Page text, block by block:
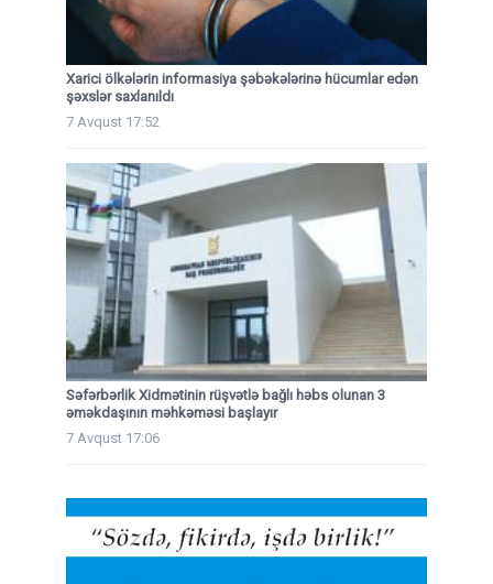
Xarici ölkələrin informasiya şəbəkələrinə hücumlar edən
şəxslər saxlanıldı
7 Avqust 17:52
Səfərbərlik Xidmətinin rüşvətlə bağlı həbs olunan 3
əməkdaşının məhkəməsi başlayır
7 Avqust 17:06